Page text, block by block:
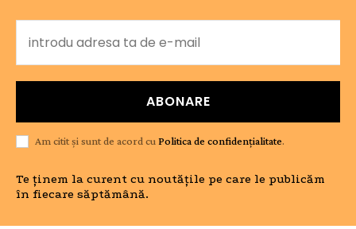
ABONARE
Am citit și sunt de acord cuPolitica de confidențialitate.
Te ținem la curent cu noutățile pe care le publicăm
în fiecare săptămână.